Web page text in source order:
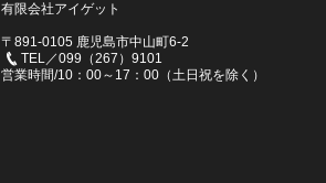
有限会社アイゲット
〒891-0105 鹿児島市中山町6-2
TEL／099（267）9101
営業時間/10：00～17：00（土日祝を除く）